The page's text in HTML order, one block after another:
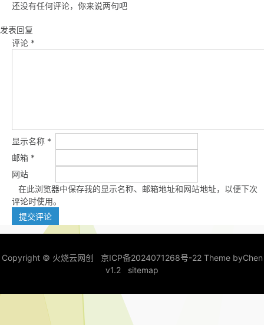
还没有任何评论，你来说两句吧
发表回复
评论 *
显示名称 *
邮箱 *
网站
在此浏览器中保存我的显示名称、邮箱地址和网站地址，以便下次
评论时使用。
Copyright © 火烧云网创 京ICP备2024071268号-22Theme byChen
v1.2
sitemap